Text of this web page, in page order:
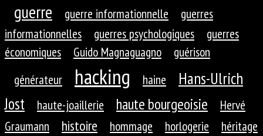
guerre guerre informationnelle
guerres
informationnelles
guerres psychologiques
guerres
économiques
Guido Magnaguagno
guérison
générateur
hacking haine
Hans-Ulrich
Jost
haute-joaillerie haute bourgeoisie
Hervé
Graumann
histoire hommage horlogerie
héritage